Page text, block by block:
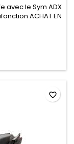
avec le Sym ADX
ACHAT EN
d'info sur
favorite_border